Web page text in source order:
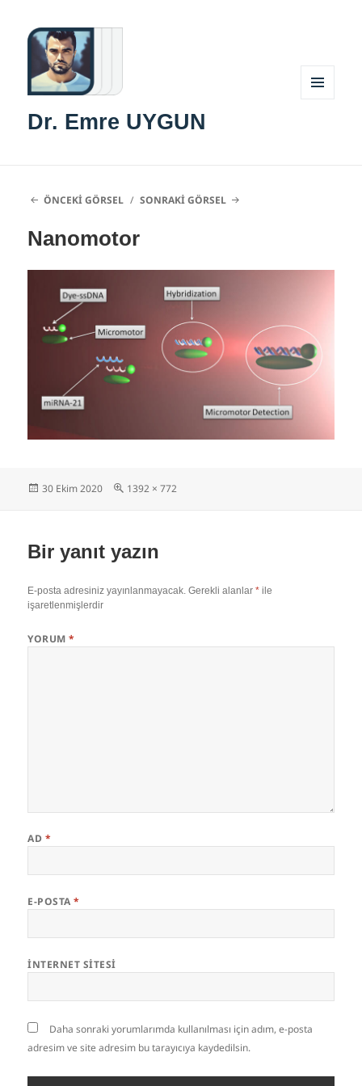
Dr. Emre UYGUN
ÖNCEKI GÖRSEL SONRAKI GÖRSEL
Nanomotor
Yayın
30 Ekim 2020
Tam
1392 × 772
Bir yanıt yazın
E-posta adresiniz yayınlanmayacak. Gerekli alanlar* ile
işaretlenmişlerdir
YORUM*
AD *
E-POSTA*
İNTERNET SITESI
Daha sonraki yorumlarımda kullanılması için adım, e-posta
adresim ve site adresim bu tarayıcıya kaydedilsin.